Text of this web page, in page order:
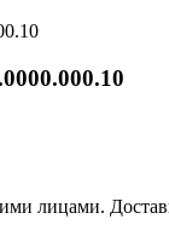
лицами.